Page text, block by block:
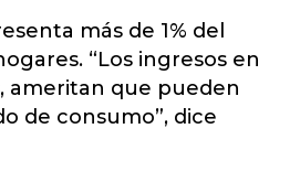
más de 1% del
“Los ingresos en
ameritan que pueden
de consumo”, dice